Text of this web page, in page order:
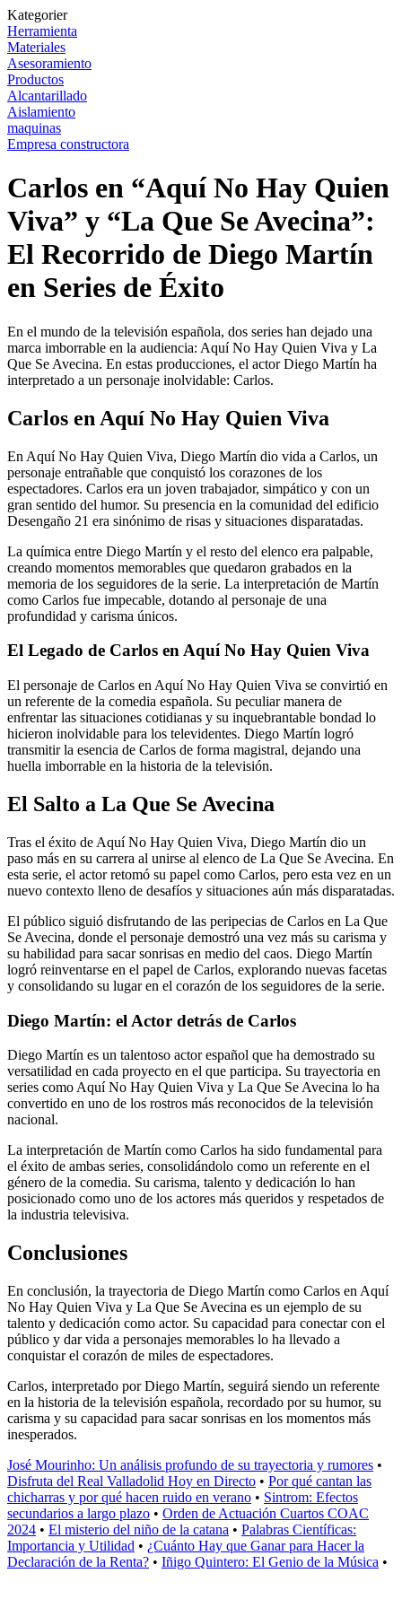
Kategorier
Herramienta
Materiales
Asesoramiento
Productos
Alcantarillado
Aislamiento
maquinas
Empresa constructora
Carlos en “Aquí No Hay Quien
Viva” y “La Que Se Avecina”:
El Recorrido de Diego Martín
en Series de Éxito
En el mundo de la televisión española, dos series han dejado una
marca imborrable en la audiencia: Aquí No Hay Quien Viva y La
Que Se Avecina. En estas producciones, el actor Diego Martín ha
interpretado a un personaje inolvidable: Carlos.
Carlos en Aquí No Hay Quien Viva
En Aquí No Hay Quien Viva, Diego Martín dio vida a Carlos, un
personaje entrañable que conquistó los corazones de los
espectadores. Carlos era un joven trabajador, simpático y con un
gran sentido del humor. Su presencia en la comunidad del edificio
Desengaño 21 era sinónimo de risas y situaciones disparatadas.
La química entre Diego Martín y el resto del elenco era palpable,
creando momentos memorables que quedaron grabados en la
memoria de los seguidores de la serie. La interpretación de Martín
como Carlos fue impecable, dotando al personaje de una
profundidad y carisma únicos.
El Legado de Carlos en Aquí No Hay Quien Viva
El personaje de Carlos en Aquí No Hay Quien Viva se convirtió en
un referente de la comedia española. Su peculiar manera de
enfrentar las situaciones cotidianas y su inquebrantable bondad lo
hicieron inolvidable para los televidentes. Diego Martín logró
transmitir la esencia de Carlos de forma magistral, dejando una
huella imborrable en la historia de la televisión.
El Salto a La Que Se Avecina
Tras el éxito de Aquí No Hay Quien Viva, Diego Martín dio un
paso más en su carrera al unirse al elenco de La Que Se Avecina. En
esta serie, el actor retomó su papel como Carlos, pero esta vez en un
nuevo contexto lleno de desafíos y situaciones aún más disparatadas.
El público siguió disfrutando de las peripecias de Carlos en La Que
Se Avecina, donde el personaje demostró una vez más su carisma y
su habilidad para sacar sonrisas en medio del caos. Diego Martín
logró reinventarse en el papel de Carlos, explorando nuevas facetas
y consolidando su lugar en el corazón de los seguidores de la serie.
Diego Martín: el Actor detrás de Carlos
Diego Martín es un talentoso actor español que ha demostrado su
versatilidad en cada proyecto en el que participa. Su trayectoria en
series como Aquí No Hay Quien Viva y La Que Se Avecina lo ha
convertido en uno de los rostros más reconocidos de la televisión
nacional.
La interpretación de Martín como Carlos ha sido fundamental para
el éxito de ambas series, consolidándolo como un referente en el
género de la comedia. Su carisma, talento y dedicación lo han
posicionado como uno de los actores más queridos y respetados de
la industria televisiva.
Conclusiones
En conclusión, la trayectoria de Diego Martín como Carlos en Aquí
No Hay Quien Viva y La Que Se Avecina es un ejemplo de su
talento y dedicación como actor. Su capacidad para conectar con el
público y dar vida a personajes memorables lo ha llevado a
conquistar el corazón de miles de espectadores.
Carlos, interpretado por Diego Martín, seguirá siendo un referente
en la historia de la televisión española, recordado por su humor, su
carisma y su capacidad para sacar sonrisas en los momentos más
inesperados.
José Mourinho: Un análisis profundo de su trayectoria y rumores •
Disfruta del Real Valladolid Hoy en Directo • Por qué cantan las
chicharras y por qué hacen ruido en verano • Sintrom: Efectos
secundarios a largo plazo • Orden de Actuación Cuartos COAC
2024 • El misterio del niño de la catana • Palabras Científicas:
Importancia y Utilidad • ¿Cuánto Hay que Ganar para Hacer la
Declaración de la Renta? • Iñigo Quintero: El Genio de la Música •